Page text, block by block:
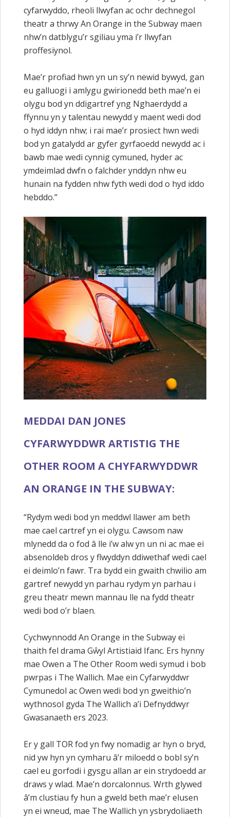
cyfarwyddo, rheoli llwyfan ac ochr dechnegol
theatr a thrwy An Orange in the Subway maen
nhw’n datblygu’r sgiliau yma i’r llwyfan
proffesiynol.
Mae’r profiad hwn yn un sy’n newid bywyd, gan
eu galluogi i amlygu gwirionedd beth mae’n ei
olygu bod yn ddigartref yng Nghaerdydd a
ffynnu yn y talentau newydd y maent wedi dod
o hyd iddyn nhw; i rai mae’r prosiect hwn wedi
bod yn gatalydd ar gyfer gyrfaoedd newydd ac i
bawb mae wedi cynnig cymuned, hyder ac
ymdeimlad dwfn o falchder ynddyn nhw eu
hunain na fydden nhw fyth wedi dod o hyd iddo
hebddo.”
MEDDAI DAN JONES
CYFARWYDDWR ARTISTIG THE
OTHER ROOM A CHYFARWYDDWR
AN ORANGE IN THE SUBWAY:
“Rydym wedi bod yn meddwl llawer am beth
mae cael cartref yn ei olygu. Cawsom naw
mlynedd da o fod â lle i’w alw yn un ni ac mae ei
absenoldeb dros y flwyddyn ddiwethaf wedi cael
ei deimlo’n fawr. Tra bydd ein gwaith chwilio am
gartref newydd yn parhau rydym yn parhau i
greu theatr mewn mannau lle na fydd theatr
wedi bod o’r blaen.
Cychwynnodd An Orange in the Subway ei
thaith fel drama Gŵyl Artistiaid Ifanc. Ers hynny
mae Owen a The Other Room wedi symud i bob
pwrpas i The Wallich. Mae ein Cyfarwyddwr
Cymunedol ac Owen wedi bod yn gweithio’n
wythnosol gyda The Wallich a’i Defnyddwyr
Gwasanaeth ers 2023.
Er y gall TOR fod yn fwy nomadig ar hyn o bryd,
nid yw hyn yn cymharu â’r miloedd o bobl sy’n
cael eu gorfodi i gysgu allan ar ein strydoedd ar
draws y wlad. Mae’n dorcalonnus. Wrth glywed
â’m clustiau fy hun a gweld beth mae’r elusen
yn ei wneud, mae The Wallich yn ysbrydoliaeth